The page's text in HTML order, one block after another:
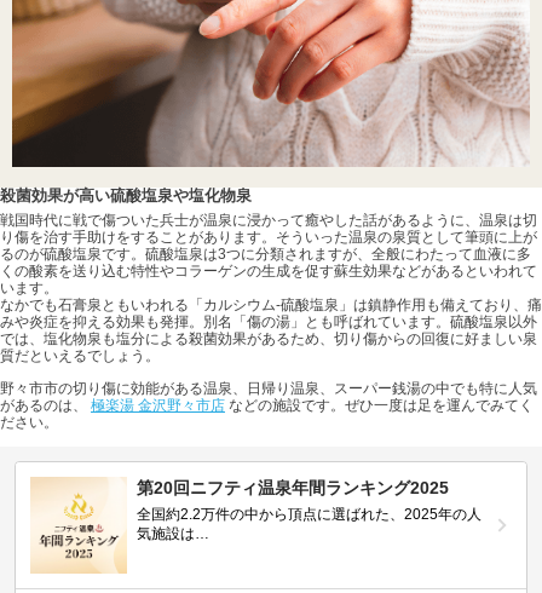
殺菌効果が高い硫酸塩泉や塩化物泉
戦国時代に戦で傷ついた兵士が温泉に浸かって癒やした話があるように、温泉は切
り傷を治す手助けをすることがあります。そういった温泉の泉質として筆頭に上が
るのが硫酸塩泉です。硫酸塩泉は3つに分類されますが、全般にわたって血液に多
くの酸素を送り込む特性やコラーゲンの生成を促す蘇生効果などがあるといわれて
います。
なかでも石膏泉ともいわれる「カルシウム-硫酸塩泉」は鎮静作用も備えており、痛
みや炎症を抑える効果も発揮。別名「傷の湯」とも呼ばれています。硫酸塩泉以外
では、塩化物泉も塩分による殺菌効果があるため、切り傷からの回復に好ましい泉
質だといえるでしょう。
野々市市の切り傷に効能がある温泉、日帰り温泉、スーパー銭湯の中でも特に人気
があるのは、 極楽湯 金沢野々市店 などの施設です。ぜひ一度は足を運んでみてく
ださい。
第20回ニフティ温泉年間ランキング2025
全国約2.2万件の中から頂点に選ばれた、2025年の人
気施設は…